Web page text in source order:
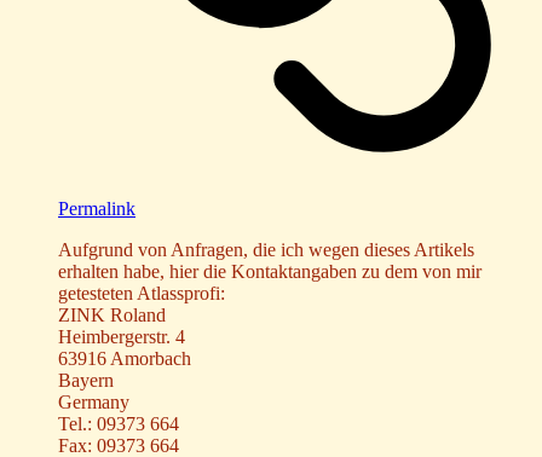
Permalink
Aufgrund von Anfragen, die ich wegen dieses Artikels
erhalten habe, hier die Kontaktangaben zu dem von mir
getesteten Atlassprofi:
ZINK Roland
Heimbergerstr. 4
63916 Amorbach
Bayern
Germany
Tel.: 09373 664
Fax: 09373 664